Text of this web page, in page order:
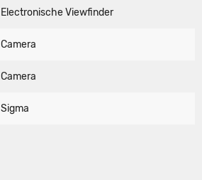
Electronische Viewfinder
Camera
Camera
Sigma